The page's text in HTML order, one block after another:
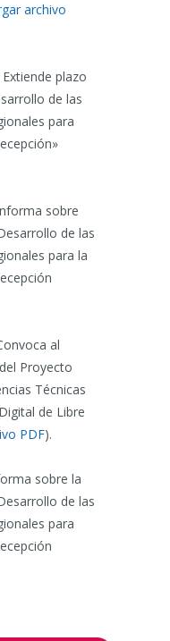
archivo
Extiende plazo
de las
para
sobre
de las
para la
al
Proyecto
Técnicas
de Libre
PDF).
sobre la
de las
para